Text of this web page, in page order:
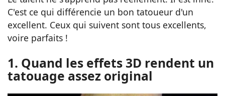
C'est ce qui différencie un bon tatoueur d'un
excellent. Ceux qui suivent sont tous excellents,
voire parfaits !
1. Quand les effets 3D rendent un
tatouage assez original